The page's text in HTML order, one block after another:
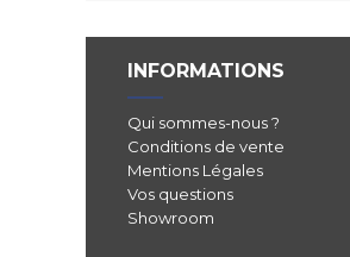
INFORMATIONS
Qui sommes-nous ?
Conditions de vente
Mentions Légales
Vos questions
Showroom